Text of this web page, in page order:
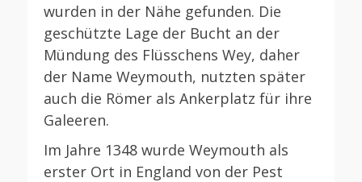
wurden in der Nähe gefunden. Die
geschützte Lage der Bucht an der
Mündung des Flüsschens Wey, daher
der Name Weymouth, nutzten später
auch die Römer als Ankerplatz für ihre
Galeeren.
Im Jahre 1348 wurde Weymouth als
erster Ort in England von der Pest